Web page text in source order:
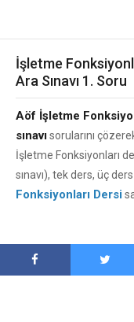
İşletme
Ara Sınavı 1. Soru
Aöf İşletme
sınavısorularını
İşletme Fonksiyonları
sınavı), tek ders, üç
Fonksiyonları Dersi